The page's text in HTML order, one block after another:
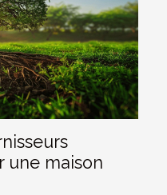
une maison